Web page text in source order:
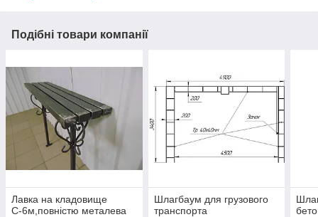
Подібні товари компанії
Лавка на кладовище
С-6м,повністю металева
Шлагбаум для грузового
транспорта